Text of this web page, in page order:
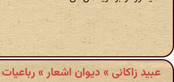
عبید زاکانی » دیوان اشعار » رباعیات